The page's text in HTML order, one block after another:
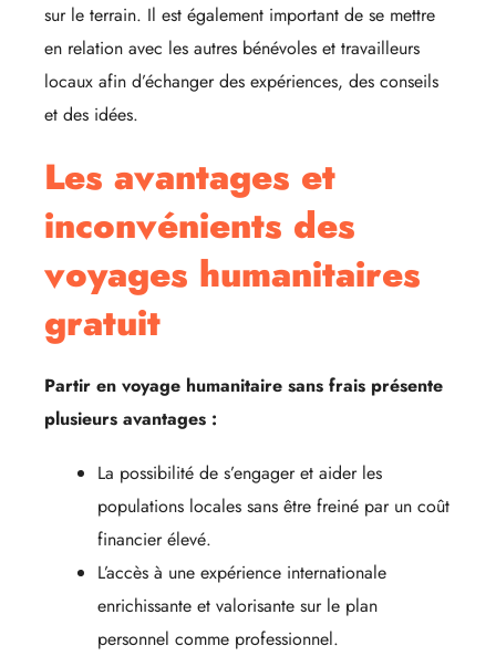
sur le terrain. Il est également important de se mettre
en relation avec les autres bénévoles et travailleurs
locaux afin d’échanger des expériences, des conseils
et des idées.
Les avantages et
inconvénients des
voyages humanitaires
gratuit
Partir en voyage humanitaire sans frais présente
plusieurs avantages :
La possibilité de s’engager et aider les
populations locales sans être freiné par un coût
financier élevé.
L’accès à une expérience internationale
enrichissante et valorisante sur le plan
personnel comme professionnel.